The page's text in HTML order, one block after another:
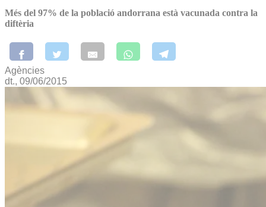
Més del 97% de la població andorrana està vacunada contra la
diftèria
Agències
dt., 09/06/2015